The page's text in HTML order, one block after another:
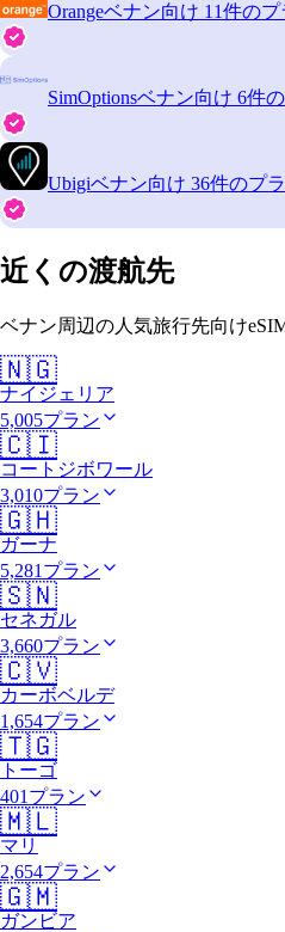
Orangeベナン向け 11件のプ
SimOptionsベナン向け 6件
Ubigiベナン向け 36件のプ
近くの渡航先
ベナン周辺の人気旅行先向け
🇳🇬
ナイジェリア
5,005プラン
🇨🇮
コートジボワール
3,010プラン
🇬🇭
ガーナ
5,281プラン
🇸🇳
セネガル
3,660プラン
🇨🇻
カーボベルデ
1,654プラン
🇹🇬
トーゴ
401プラン
🇲🇱
マリ
2,654プラン
🇬🇲
ガンビア